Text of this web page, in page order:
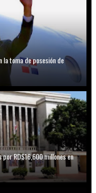
toma de posesión de
RD$16,600 millones en